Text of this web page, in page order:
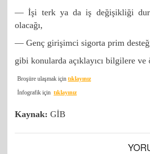
— İşi terk ya da iş değişikliği
olacağı,
— Genç girişimci sigorta prim
gibi konularda açıklayıcı bilgilere
Broşüre ulaşmak için tıklayınız
İnfografik için tıklayınız
Kaynak: GİB